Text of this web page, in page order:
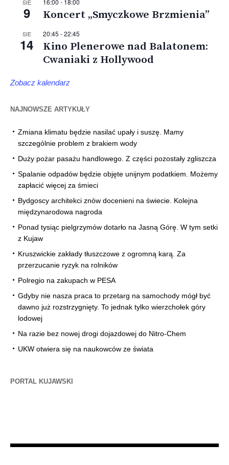
SIE
9
16:00 - 18:00
Koncert „Smyczkowe Brzmienia”
SIE
14
20:45 -22:45
Kino Plenerowe nad Balatonem:
Cwaniaki z Hollywood
Zobacz kalendarz
NAJNOWSZE ARTYKUŁY
Zmiana klimatu będzie nasilać upały i suszę. Mamy
szczególnie problem z brakiem wody
Duży pożar pasażu handlowego. Z części pozostały zgliszcza
Spalanie odpadów będzie objęte unijnym podatkiem. Możemy
zapłacić więcej za śmieci
Bydgoscy architekci znów docenieni na świecie. Kolejna
międzynarodowa nagroda
Ponad tysiąc pielgrzymów dotarło na Jasną Górę. W tym setki
z Kujaw
Kruszwickie zakłady tłuszczowe z ogromną karą. Za
przerzucanie ryzyk na rolników
Polregio na zakupach w PESA
Gdyby nie nasza praca to przetarg na samochody mógł być
dawno już rozstrzygnięty. To jednak tylko wierzchołek góry
lodowej
Na razie bez nowej drogi dojazdowej do Nitro-Chem
UKW otwiera się na naukowców ze świata
PORTAL KUJAWSKI